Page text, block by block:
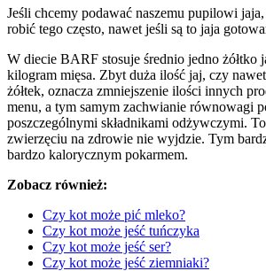
Jeśli chcemy podawać naszemu pupilowi
robić tego często, nawet jeśli są to jaja
W diecie BARF stosuje średnio jedno żółtko
kilogram mięsa. Zbyt duża ilość jaj, czy
żółtek, oznacza zmniejszenie ilości innych
menu, a tym samym zachwianie równowagi
poszczególnymi składnikami odżywczymi.
zwierzęciu na zdrowie nie wyjdzie. Tym
bardzo kalorycznym pokarmem.
Zobacz również:
Czy kot może pić mleko?
Czy kot może jeść tuńczyka
Czy kot może jeść ser?
Czy kot może jeść ziemniaki?